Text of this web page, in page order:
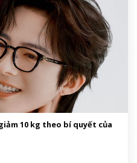
10 kg theo bí quyết của